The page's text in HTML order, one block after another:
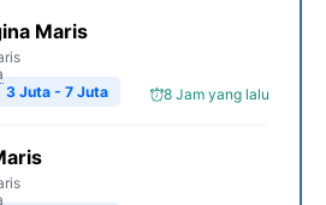
Maris
8 Jam yang lalu
3 Juta - 7 Juta